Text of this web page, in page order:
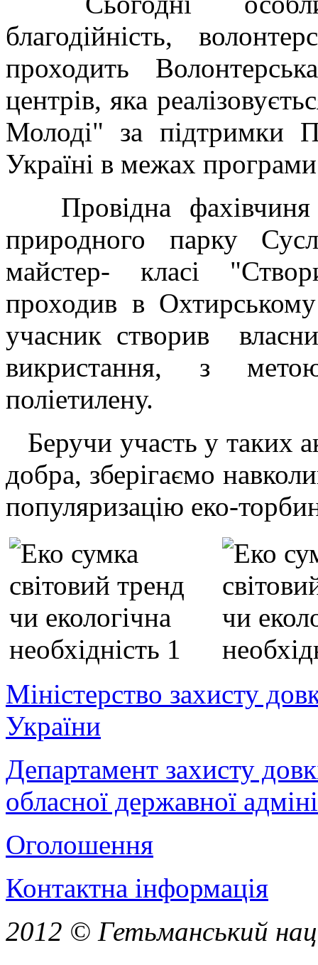
благодійність,
проходить
центрів, яка
Молоді" за підтримки
Україні в межах
Провідна фахівчиня
природного парку
майстер- класі
проходив в
учасник створив
викристання, з
поліетилену.
Беручи участь у таких
добра, зберігаємо
популяризацію еко-
Міністерство захисту
України
Департамент захисту
обласної державної
Оголошення
Контактна інформація
2012 © Гетьманський